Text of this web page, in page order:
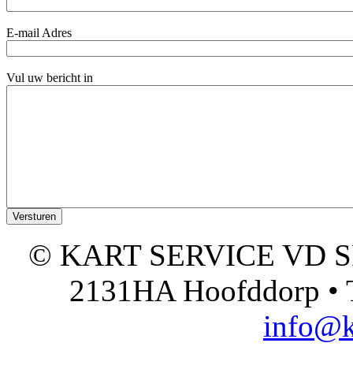
E-mail Adres
Vul uw bericht in
© KART SERVICE VD
2131HA Hoofddorp •